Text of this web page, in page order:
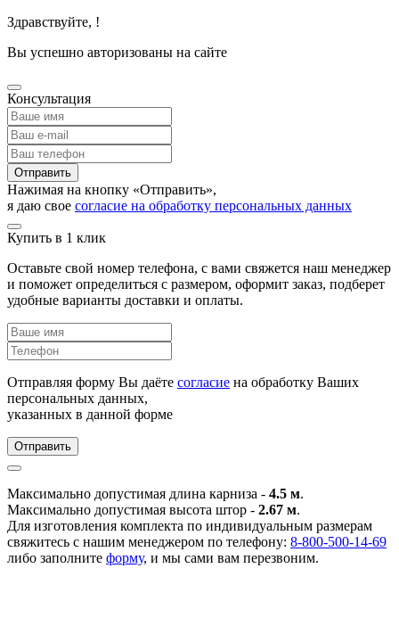
Здравствуйте, !
Вы успешно авторизованы на сайте
Консультация
Отправить
Нажимая на кнопку «Отправить»,
я даю свое согласие на обработку персональных данных
Купить в 1 клик
Оставьте свой номер телефона, с вами свяжется наш менеджер
и поможет определиться с размером, оформит заказ, подберет
удобные варианты доставки и оплаты.
Отправляя форму Вы даёте согласие на обработку Ваших
персональных данных,
указанных в данной форме
Отправить
Максимально допустимая длина карниза - 4.5 м.
Максимально допустимая высота штор - 2.67 м.
Для изготовления комплекта по индивидуальным размерам
свяжитесь с нашим менеджером по телефону: 8-800-500-14-69
либо заполните форму, и мы сами вам перезвоним.